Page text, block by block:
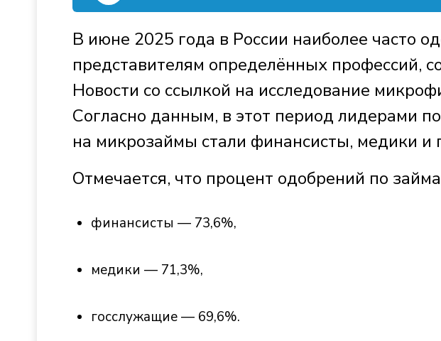
В июне 2025 года в России наиболее часто
представителям определённых профессий,
Новости со ссылкой на исследование
Согласно данным, в этот период лидерами
на микрозаймы стали финансисты, медики и
Отмечается, что процент одобрений по
финансисты — 73,6%,
медики — 71,3%,
госслужащие — 69,6%.